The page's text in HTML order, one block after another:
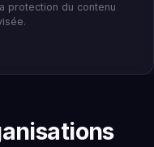
protection du contenu